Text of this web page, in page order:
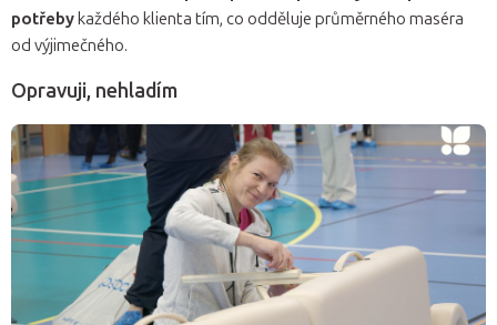
potřeby každého klienta tím, co odděluje průměrného maséra
od výjimečného.
Opravuji, nehladím